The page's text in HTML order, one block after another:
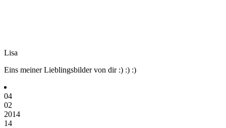
Lisa
Eins meiner Lieblingsbilder von dir :) :) :)
04
02
2014
14